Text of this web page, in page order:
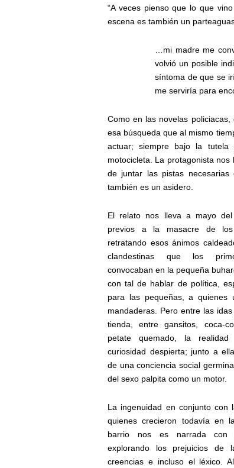
“A veces pienso que lo que
escena es también un
…mi madre me
volvió un posible
síntoma de que se
me serviría para
Como en las novelas
esa búsqueda que al mismo
actuar; siempre bajo la
motocicleta. La protagonista
de juntar las pistas
también es un asidero.
El relato nos lleva a mayo
previos a la masacre de los
retratando esos ánimos
clandestinas que los
convocaban en la pequeña
con tal de hablar de política,
para las pequeñas, a quienes
mandaderas. Pero entre las
tienda, entre gansitos, coca-
petate quemado, la
curiosidad despierta; junto a
de una conciencia social
del sexo palpita como un motor.
La ingenuidad en conjunto con
quienes crecieron todavía en
barrio nos es narrada con
explorando los prejuicios de
creencias e incluso el léxico.